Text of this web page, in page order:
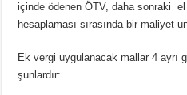
içinde ödenen ÖTV, daha sonraki
hesaplaması sırasında bir maliyet
Ek vergi uygulanacak mallar 4 ayrı
şunlardır: